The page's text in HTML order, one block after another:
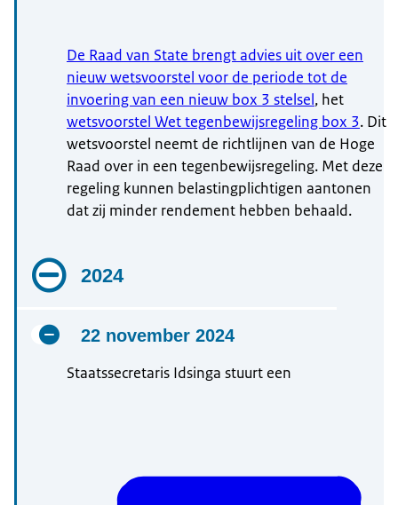
De Raad van State brengt advies uit over een
nieuw wetsvoorstel voor de periode tot de
invoering van een nieuw box 3 stelsel, het
wetsvoorstel Wet tegenbewijsregeling box 3. Dit
wetsvoorstel neemt de richtlijnen van de Hoge
Raad over in een tegenbewijsregeling. Met deze
regeling kunnen belastingplichtigen aantonen
dat zij minder rendement hebben behaald.
2024
22 november 2024
Staatssecretaris Idsinga stuurt een